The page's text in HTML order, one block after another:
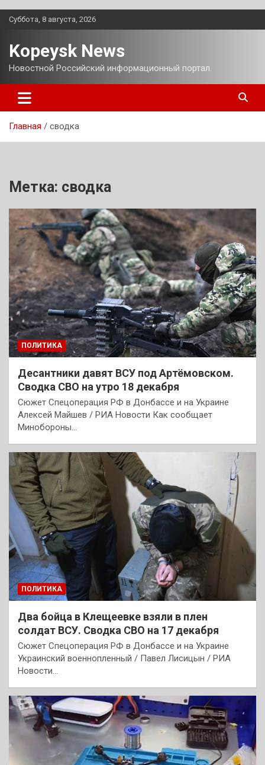
Перейти
Суббота, 8 августа, 2026
Kopeysk News
Новостной Российский информационный портал.
Главная сводка
Метка: сводка
ПОЛИТИКА
Десантники давят ВСУ под Артёмовском.
Сводка СВО на утро 18 декабря
Сюжет Спецоперация РФ в Донбассе и на Украине
Алексей Майшев / РИА Новости Как сообщает
Минобороны…
ПОЛИТИКА
Два бойца в Клещеевке взяли в плен
солдат ВСУ. Сводка СВО на 17 декабря
Сюжет Спецоперация РФ в Донбассе и на Украине
Украинский военнопленный / Павел Лисицын / РИА
Новости…